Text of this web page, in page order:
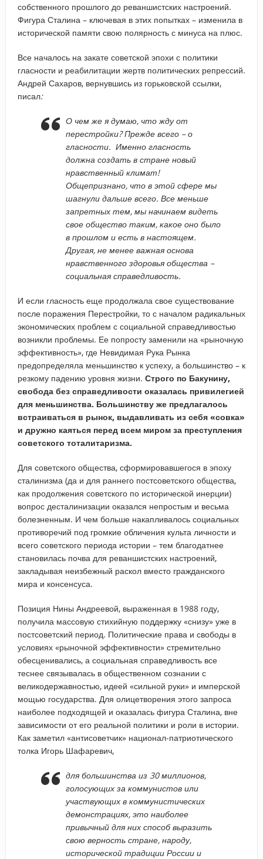
собственного прошлого до реваншистских настроений.
Фигура Сталина – ключевая в этих попытках – изменила в
исторической памяти свою полярность с минуса на плюс.
Все началось на закате советской эпохи с политики
гласности и реабилитации жертв политических репрессий.
Андрей Сахаров, вернувшись из горьковской ссылки,
писал:
О чем же я думаю, что жду от
перестройки? Прежде всего – о
гласности. Именно гласность
должна создать в стране новый
нравственный климат!
Общепризнано, что в этой сфере мы
шагнули дальше всего. Все меньше
запретных тем, мы начинаем видеть
свое общество таким, какое оно было
в прошлом и есть в настоящем.
Другая, не менее важная основа
нравственного здоровья общества –
социальная справедливость.
И если гласность еще продолжала свое существование
после поражения Перестройки, то с началом радикальных
экономических проблем с социальной справедливостью
возникли проблемы. Ее попросту заменили на «рыночную
эффективность», где Невидимая Рука Рынка
предопределяла меньшинство к успеху, а большинство – к
резкому падению уровня жизни. Строго по Бакунину,
свобода без справедливости оказалась привилегией
для меньшинства. Большинству же предлагалось
встраиваться в рынок, выдавливать из себя «совка»
и дружно каяться перед всем миром за преступления
советского тоталитаризма.
Для советского общества, сформировавшегося в эпоху
сталинизма (да и для раннего постсоветского общества,
как продолжения советского по исторической инерции)
вопрос десталинизации оказался непростым и весьма
болезненным. И чем больше накапливалось социальных
противоречий под громкие обличения культа личности и
всего советского периода истории – тем благодатнее
становилась почва для реваншистских настроений,
закладывая неизбежный раскол вместо гражданского
мира и консенсуса.
Позиция Нины Андреевой, выраженная в 1988 году,
получила массовую стихийную поддержку «снизу» уже в
постсоветский период. Политические права и свободы в
условиях «рыночной эффективности» стремительно
обесценивались, а социальная справедливость все
теснее связывалась в общественном сознании с
великодержавностью, идеей «сильной руки» и имперской
мощью государства. Для олицетворения этого запроса
наиболее подходящей и оказалась фигура Сталина, вне
зависимости от его реальной политики и роли в истории.
Как заметил «антисоветчик» национал-патриотического
толка Игорь Шафаревич,
для большинства из 30 миллионов,
голосующих за коммунистов или
участвующих в коммунистических
демонстрациях, это наиболее
привычный для них способ выразить
свою верность стране, народу,
исторической традиции России и